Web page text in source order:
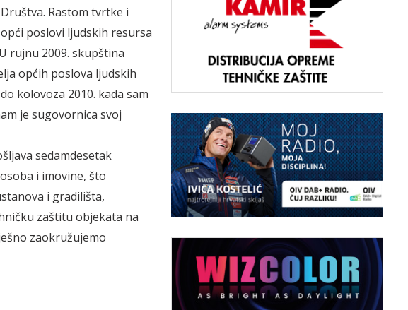
Rastom tvrtke i
poslovi ljudskih resursa
rujnu 2009. skupština
općih poslova ljudskih
kolovoza 2010. kada sam
je sugovornica svoj
sedamdesetak
i imovine, što
i gradilišta,
zaštitu objekata na
zaokružujemo